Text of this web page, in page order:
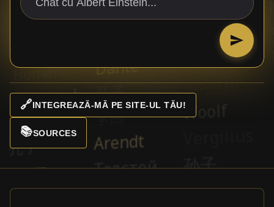
🔗INTEGREAZĂ-MĂ PE SITE-UL TĂU!
📚SOURCES